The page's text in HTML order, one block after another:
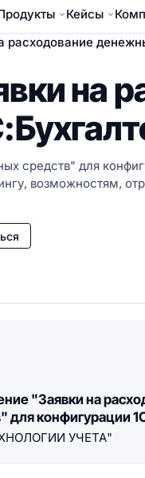
Кейсы
на
средств" для
возможностям,
"Заявки на
для конфигурации
УЧЕТА"